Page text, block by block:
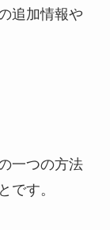
追加情報や
一つの方法
です。